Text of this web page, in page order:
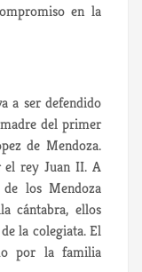
en la
a ser defendido
del primer
de Mendoza.
el rey Juan II. A
los Mendoza
cántabra, ellos
la colegiata. El
por la familia